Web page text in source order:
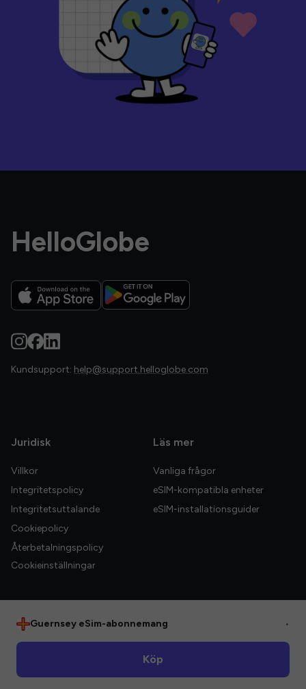
HelloGlobe
Kundsupport: help@support.helloglobe.com
Juridisk
Villkor
Integritetspolicy
Integritetsuttalande
Cookiepolicy
Återbetalningspolicy
Cookieinställningar
Läs mer
Vanliga frågor
eSIM-kompatibla enheter
eSIM-installationsguider
Guernsey eSim-abonnemang •
Köp